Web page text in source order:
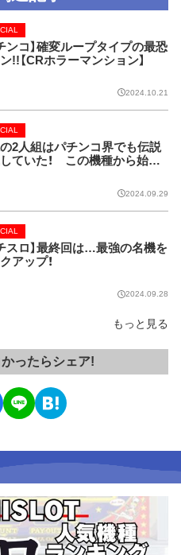
ンコ】確変ループタイプの最恐
!!【CRホラーマンション】
2024.10.21
2人組はパチンコ界でも伝説
ていた！ この機種から始ま
2024.09.29
スロ】最終回は…最強の名機を
アップ！
2024.09.28
もっと見る
ったらシェア!